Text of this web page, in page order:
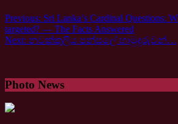
Previous: Sri Lanka’s Cardinal Questions:
targeted? — The Facts Answered
Next: නවක්කුලිය පන්සලේ හාමුදුරුවන්…
Photo News